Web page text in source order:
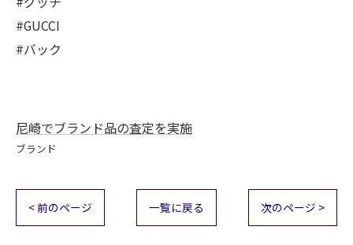
#GUCCI
#バック
尼崎でブランド品の査定を実施
ブランド
< 前のページ 一覧に戻る 次のページ >